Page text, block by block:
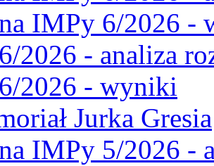
IMPy 6/2026 -
2026 - analiza
2026 - wyniki
Jurka Gresia
IMPy 5/2026 -